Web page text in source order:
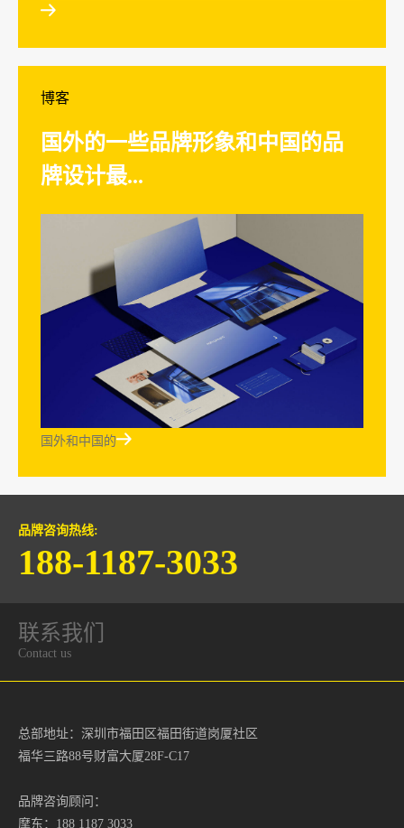

博客
国外的一些品牌形象和中国的品
牌设计最...
国外和中国的
品牌咨询热线:
188-1187-3033
联系我们
Contact us
总部地址：深圳市福田区福田街道岗厦社区
福华三路88号财富大厦28F-C17
品牌咨询顾问：
摩东：188 1187 3033